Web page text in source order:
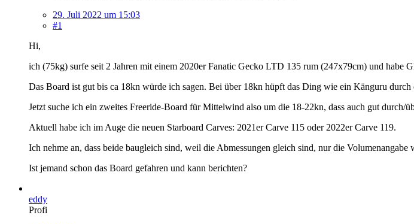
29. Juli 2022 um 15:03
#1
Hi,
ich (75kg) surfe seit 2 Jahren mit einem 2020er Fanatic Gecko LTD 135 rum (247x79cm) und habe
Das Board ist gut bis ca 18kn würde ich sagen. Bei über 18kn hüpft das Ding wie ein Känguru durch
Jetzt suche ich ein zweites Freeride-Board für Mittelwind also um die 18-22kn, dass auch gut durch/
Aktuell habe ich im Auge die neuen Starboard Carves: 2021er Carve 115 oder 2022er Carve 119.
Ich nehme an, dass beide baugleich sind, weil die Abmessungen gleich sind, nur die Volumenangabe
Ist jemand schon das Board gefahren und kann berichten?
eddy
Profi